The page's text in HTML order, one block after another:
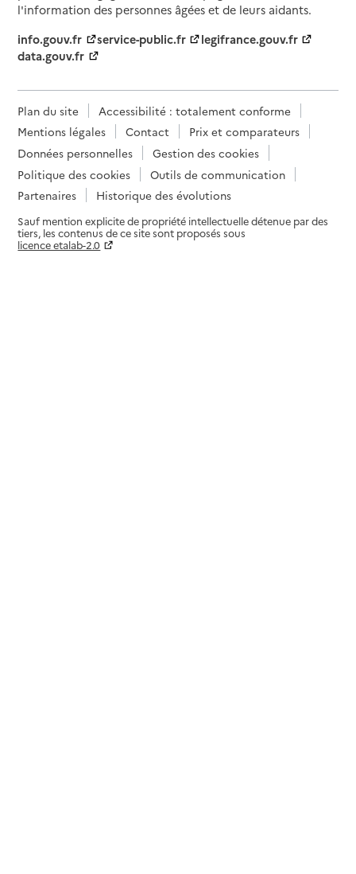
l'information des personnes âgées et de leurs aidants.
info.gouv.fr
service-public.fr
legifrance.gouv.fr
data.gouv.fr
Plan du site
Accessibilité : totalement conforme
Mentions légales
Contact
Prix et comparateurs
Données personnelles
Gestion des cookies
Politique des cookies
Outils de communication
Partenaires
Historique des évolutions
Sauf mention explicite de propriété intellectuelle détenue par des
tiers, les contenus de ce site sont proposés sous
licence etalab-2.0